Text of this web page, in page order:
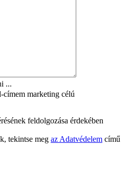
...
címem marketing célú
feldolgozása érdekében
tekintse meg az Adatvédelem című